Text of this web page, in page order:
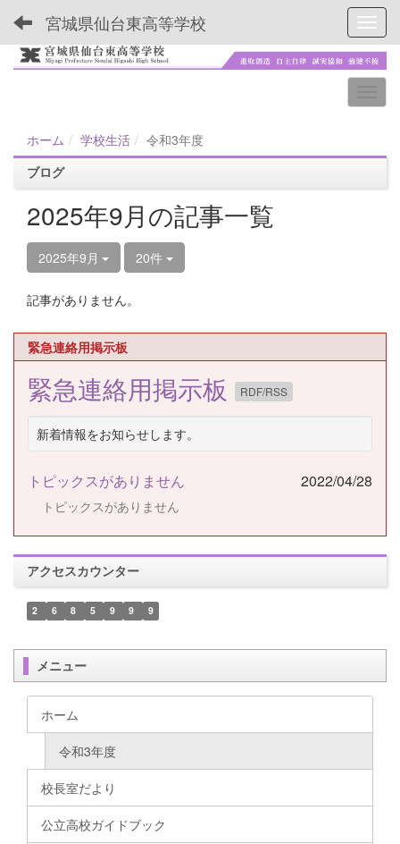
宮城県仙台東高等学校
ホーム 学校生活
令和3年度
ブログ
2025年9月の記事一覧
2025年9月 20件
記事がありません。
緊急連絡用掲示板
緊急連絡用掲示板 RDF/RSS
新着情報をお知らせします。
トピックスがありません 2022/04/28
トピックスがありません
アクセスカウンター
2 6 8 5 9 9 9
メニュー
ホーム
令和3年度
校長室だより
公立高校ガイドブック